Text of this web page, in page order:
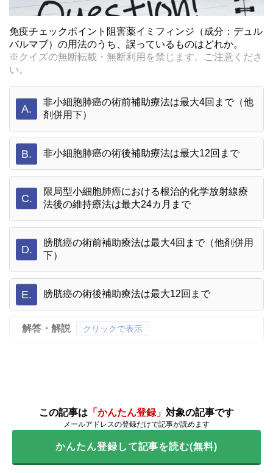
免疫チェックポイント阻害薬イミフィンジ（成分：デュル
バルマブ）の用法のうち、誤っているものはどれか。
※クイズの無断転載・無断利用を禁じます。ご注意くださ
い。
A.
非小細胞肺癌の術前補助療法は最大4回まで（他
剤併用下）
B. 非小細胞肺癌の術後補助療法は最大12回まで
C.
限局型小細胞肺癌における根治的化学放射線療
法後の維持療法は最大24カ月まで
D.
膀胱癌の術前補助療法は最大4回まで（他剤併用
下）
E. 膀胱癌の術後補助療法は最大12回まで
解答・解説 クリックで表示
この記事は 「かんたん登録」 対象の記事です
メールアドレスの登録だけで記事が読めます
かんたん登録して記事を読む(無料)